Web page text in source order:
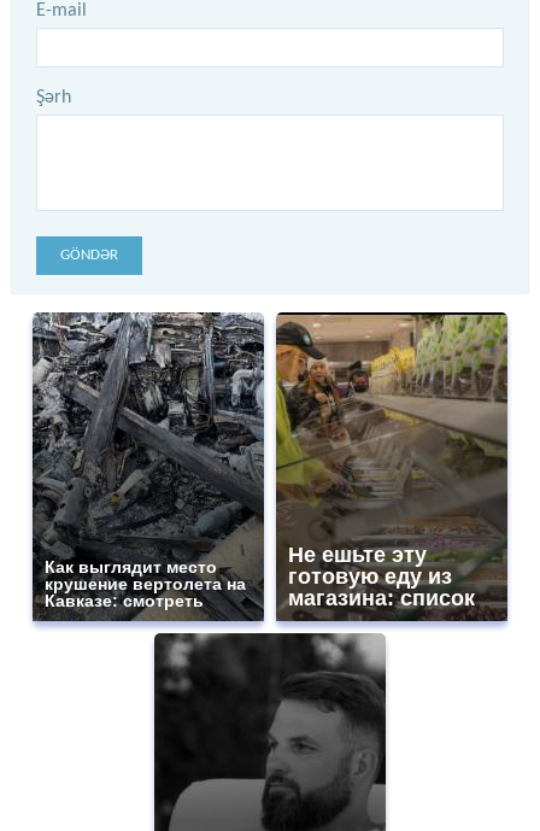
E-mail
Şərh
GÖNDƏR
Как выглядит место
крушение вертолета на
Кавказе: смотреть
Не ешьте эту
готовую еду из
магазина: список